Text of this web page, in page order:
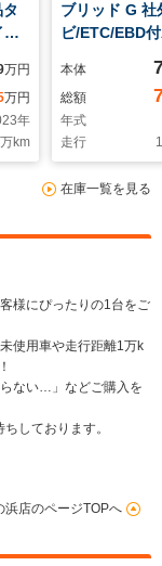
オ
ー
ビ
逸
/
ー/
万円
万円
年
万km
ブリッド G 社
ビ/ETC/EBD
リングストッ
セグTV/エア
転席/エアバッ
席/エアバッグ
パワーウイン
ンジンスター
本体
総額
年式
走行
在庫一覧を見る
様にぴったりの1台をご
使用車や走行距離1万k
ない…」などご購入を
しております。
浜店のページTOPへ